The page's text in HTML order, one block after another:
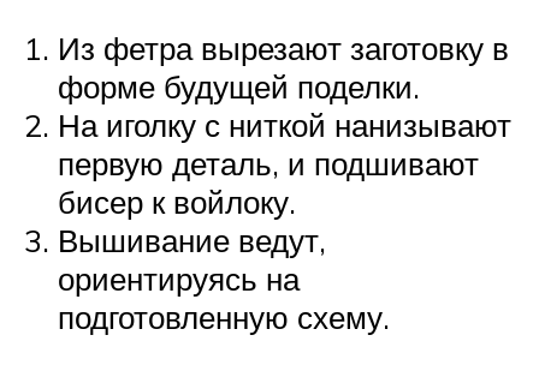
Из фетра вырезают заготовку в
форме будущей поделки.
На иголку с ниткой нанизывают
первую деталь, и подшивают
бисер к войлоку.
Вышивание ведут,
ориентируясь на
подготовленную схему.